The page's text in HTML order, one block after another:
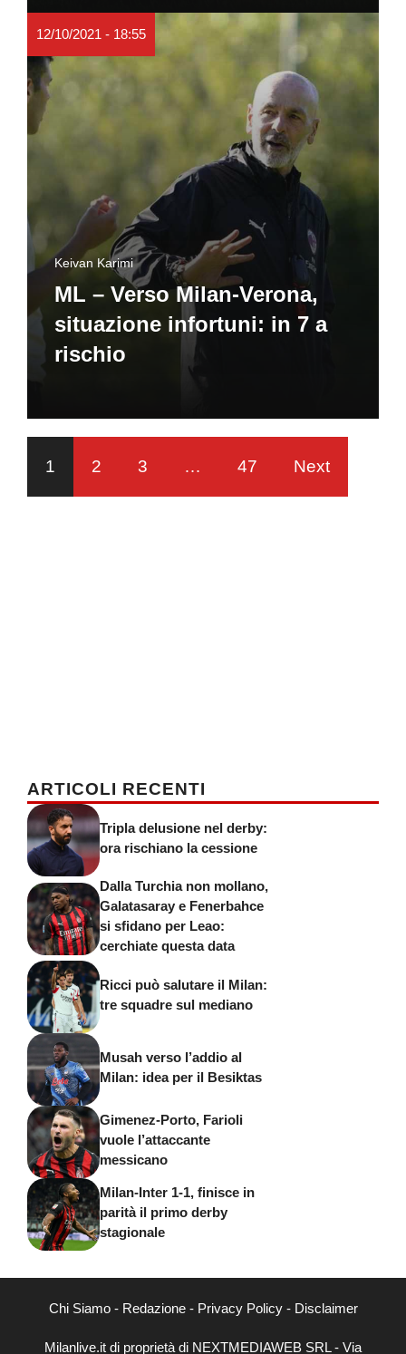
12/10/2021 - 18:55
Keivan Karimi
ML – Verso Milan-Verona,
situazione infortuni: in 7 a
rischio
1 2 3 … 47 Next
ARTICOLI RECENTI
Tripla delusione nel derby:
ora rischiano la cessione
Dalla Turchia non mollano,
Galatasaray e Fenerbahce
si sfidano per Leao:
cerchiate questa data
Ricci può salutare il Milan:
tre squadre sul mediano
Musah verso l’addio al
Milan: idea per il Besiktas
Gimenez-Porto, Farioli
vuole l’attaccante
messicano
Milan-Inter 1-1, finisce in
parità il primo derby
stagionale
Chi Siamo- Redazione- Privacy Policy- Disclaimer
Milanlive.it di proprietà di NEXTMEDIAWEB SRL - Via